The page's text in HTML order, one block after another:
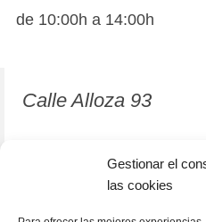
Gestionar el
las cookies
de 10:00h a 14:00h
Calle Alloza 93
12001 Castellón de